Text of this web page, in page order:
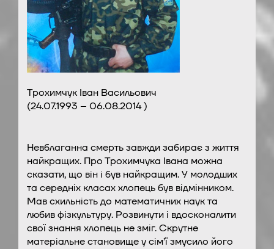
Трохимчук Іван Васильович
(24.07.1993 – 06.08.2014 )
Невблаганна смерть завжди забирає з життя
найкращих. Про Трохимчука Івана можна
сказати, що він і був найкращим. У молодших
та середніх класах хлопець був відмінником.
Мав схильність до математичних наук та
любив фізкультуру. Розвинути і вдосконалити
свої знання хлопець не зміг. Скрутне
матеріальне становище у сім’ї змусило його